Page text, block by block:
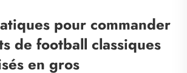
pour commander
de football classiques
en gros